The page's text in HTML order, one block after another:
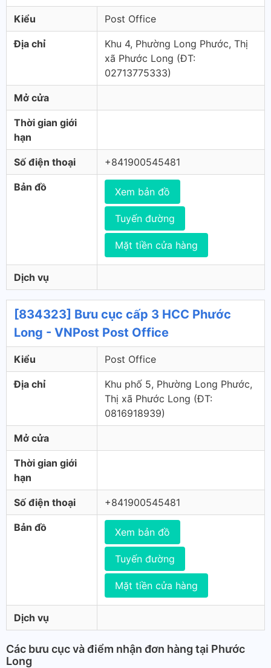
Kiểu Post Office
Địa chỉ
Khu 4, Phường Long Phước, Thị
xã Phước Long (ÐT:
02713775333)
Mở cửa
Thời gian giới
hạn
Số điện thoại +841900545481
Bản đồ Xem bản đồ
Tuyến đường
Mặt tiền cửa hàng
Dịch vụ
[834323] Bưu cục cấp 3 HCC Phước
Long - VNPost Post Office
Kiểu Post Office
Địa chỉ
Khu phố 5, Phường Long Phước,
Thị xã Phước Long (ÐT:
0816918939)
Mở cửa
Thời gian giới
hạn
Số điện thoại +841900545481
Bản đồ Xem bản đồ
Tuyến đường
Mặt tiền cửa hàng
Dịch vụ
Các bưu cục và điểm nhận đơn hàng tại Phước
Long